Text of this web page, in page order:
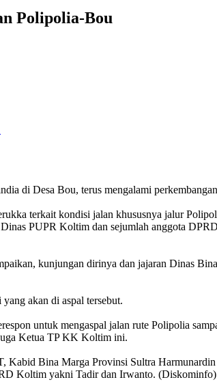
Polipolia-Bou
di Desa Bou, terus mengalami
terkait kondisi jalan khususnya jalur
PUPR Koltim dan sejumlah anggota
kunjungan dirinya dan jajaran Dinas
akan di aspal tersebut.
untuk mengaspal jalan rute Polipolia
Ketua TP KK Koltim ini.
Bina Marga Provinsi Sultra
Koltim yakni Tadir dan Irwanto. (Diskominfo)